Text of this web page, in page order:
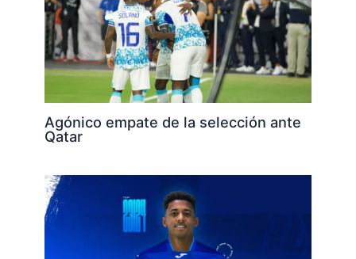
Agónico empate de la selección ante
Qatar